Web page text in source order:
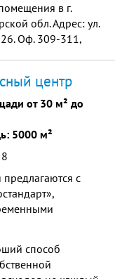
в г.
обл. Адрес: ул.
Оф. 309-311,
и...
центр
от 30 м² до
5000 м²
с
способ